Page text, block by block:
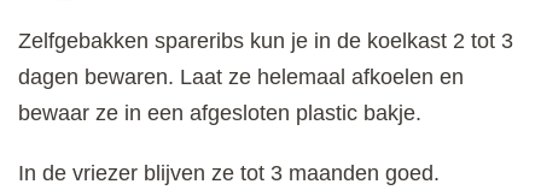
Zelfgebakken spareribs kun je in de koelkast 2 tot 3
dagen bewaren. Laat ze helemaal afkoelen en
bewaar ze in een afgesloten plastic bakje.
In de vriezer blijven ze tot 3 maanden goed.